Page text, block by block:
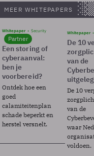
MEER WHITEPAPERS
Whitepaper Security
Partner
Een storing of
cyberaanval:
ben je
voorbereid?
Ontdek hoe een
goed
calamiteitenplan
schade beperkt en
herstel versnelt.
Whitepaper
De 10
van de
De 10
van de
waar
voldoen.